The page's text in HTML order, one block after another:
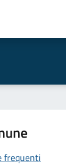
frequenti